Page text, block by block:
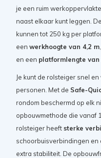
je een ruim
naast elkaar kunt leggen.
kunnen tot 250 kg per
een werkhoogte van 4,2 m
en een platformlengte van
Je kunt de rolsteiger snel
personen. Met de Safe-
rondom beschermd op elk
opbouwmethode die vanaf
rolsteiger heeft sterke
schoorbuisverbindingen en
extra stabiliteit. De